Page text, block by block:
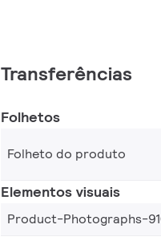
Transferências
Folhetos
Folheto do produto
Elementos visuais
Product-Photographs-